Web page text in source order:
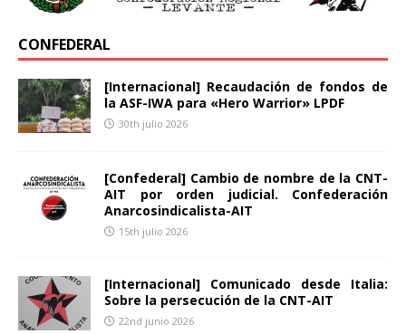
CONFEDERAL
[Internacional] Recaudación de fondos de
la ASF-IWA para «Hero Warrior» LPDF
30th julio 2026
[Confederal] Cambio de nombre de la CNT-
AIT por orden judicial. Confederación
Anarcosindicalista-AIT
15th julio 2026
[Internacional] Comunicado desde Italia:
Sobre la persecución de la CNT-AIT
22nd junio 2026